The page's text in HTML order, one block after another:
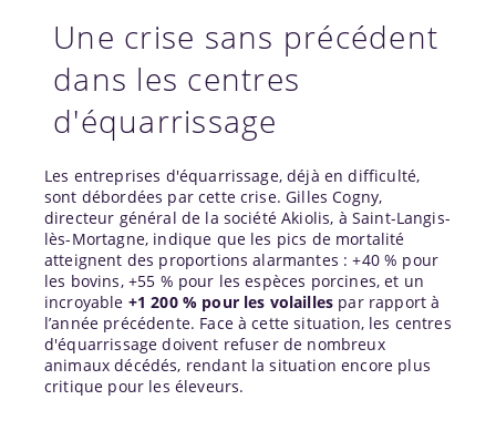
Une crise sans précédent
dans les centres
d'équarrissage
Les entreprises d'équarrissage, déjà en difficulté,
sont débordées par cette crise. Gilles Cogny,
directeur général de la société Akiolis, à Saint-Langis-
lès-Mortagne, indique que les pics de mortalité
atteignent des proportions alarmantes : +40 % pour
les bovins, +55 % pour les espèces porcines, et un
incroyable +1 200 % pour les volailles par rapport à
l’année précédente. Face à cette situation, les centres
d'équarrissage doivent refuser de nombreux
animaux décédés, rendant la situation encore plus
critique pour les éleveurs.